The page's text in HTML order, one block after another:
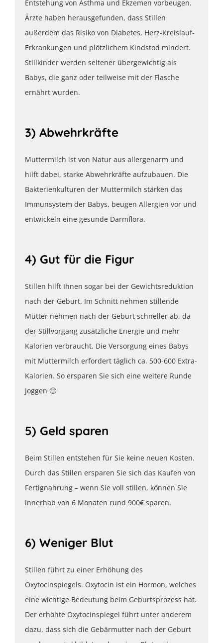
Entstehung von Asthma und Ekzemen vorbeugen.
Ärzte haben herausgefunden, dass Stillen
außerdem das Risiko von Diabetes, Herz-Kreislauf-
Erkrankungen und plötzlichem Kindstod mindert.
Stillkinder werden seltener übergewichtig als
Babys, die ganz oder teilweise mit der Flasche
ernährt wurden.
3) Abwehrkräfte
Muttermilch ist von Natur aus allergenarm und
hilft dabei, starke Abwehrkräfte aufzubauen. Die
Bakterienkulturen der Muttermilch stärken das
Immunsystem der Babys, beugen Allergien vor und
entwickeln eine gesunde Darmflora.
4) Gut für die Figur
Stillen hilft Ihnen sogar bei der Gewichtsreduktion
nach der Geburt. Im Schnitt nehmen stillende
Mütter nehmen nach der Geburt schneller ab, da
der Stillvorgang zusätzliche Energie und mehr
Kalorien verbraucht. Die Versorgung eines Babys
mit Muttermilch erfordert täglich ca. 500-600 Extra-
Kalorien. So ersparen Sie sich eine weitere Runde
Joggen 🙂
5) Geld sparen
Beim Stillen entstehen für Sie keine neuen Kosten.
Durch das Stillen ersparen Sie sich das Kaufen von
Fertignahrung – wenn Sie voll stillen, können Sie
innerhab von 6 Monaten rund 900€ sparen.
6) Weniger Blut
Stillen führt zu einer Erhöhung des
Oxytocinspiegels. Oxytocin ist ein Hormon, welches
eine wichtige Bedeutung beim Geburtsprozess hat.
Der erhöhte Oxytocinspiegel führt unter anderem
dazu, dass sich die Gebärmutter nach der Geburt